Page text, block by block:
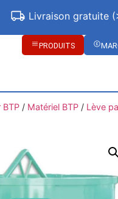
Livraison gratuite
PRODUITS
BTP/ Matériel BTP/ Lève